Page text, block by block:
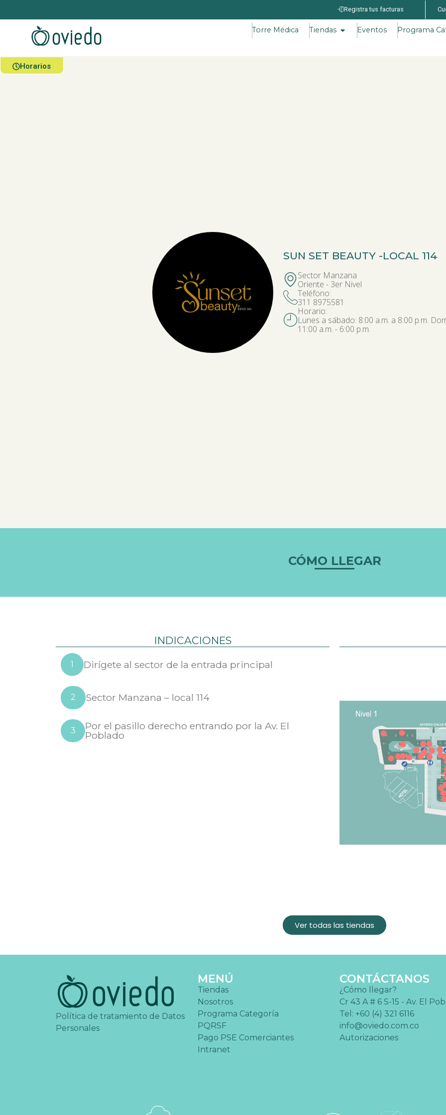
Registra tus facturas
Torre Médica Tiendas Eventos Programa
Horarios
SUN SET BEAUTY -LOCAL 114
Sector Manzana
Oriente - 3er Nivel
Teléfono:
311 8975581
Horario:
Lunes a sábado: 8:00 a.m. a 8:00 p.m.
11:00 a.m. - 6:00 p.m.
CÓMO LLEGAR
INDICACIONES
1 Dirígete al sector de la entrada principal
2 Sector Manzana – local 114
3 Por el pasillo derecho entrando por la Av. El
Poblado
Ver todas las tiendas
Política de tratamiento de Datos
Personales
MENÚ
Tiendas
Nosotros
Programa Categoría
PQRSF
Pago PSE Comerciantes
Intranet
CONTÁCTANOS
¿Cómo llegar?
Cr 43 A # 6 S-15 - Av. El
Tel: +60 (4) 321 6116
info@oviedo.com.co
Autorizaciones